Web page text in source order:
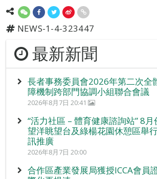
NEWS-1-4-323447
最新新聞
長者事務委員會2026年第二次全
障機制跨部門協調小組聯合會議
2026年8月7日 20:41
“活力社區 – 體育健康諮詢站” 8
望洋眺望台及綠楊花園休憩區舉
訊推廣
2026年8月7日 20:00
合作區產業發展局獲授ICCA會員